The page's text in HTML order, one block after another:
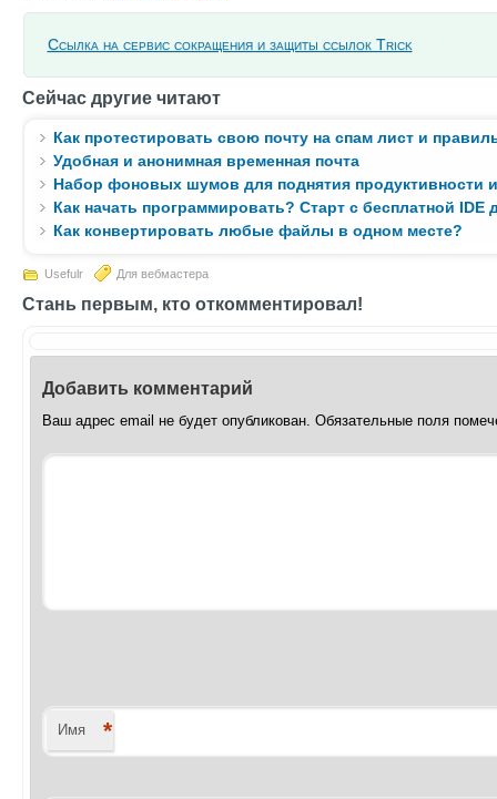
Ссылка на сервис сокращения и защиты ссылок Trick
Сейчас другие читают
Как протестировать свою почту на спам лист и
Удобная и анонимная временная почта
Набор фоновых шумов для поднятия продуктивности
Как начать программировать? Старт с бесплатной IDE
Как конвертировать любые файлы в одном месте?
Usefulr Для вебмастера
Стань первым, кто откомментировал!
Добавить комментарий
Ваш адрес email не будет опубликован. Обязательные поля
Имя *